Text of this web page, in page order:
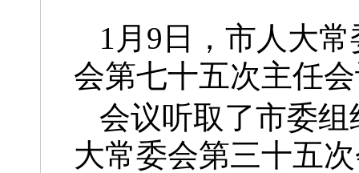
1月9日，市人大
会第七十五次主任
会议听取了市委
大常委会第三十五